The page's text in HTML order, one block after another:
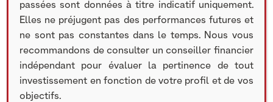
passées sont données à titre indicatif uniquement.
Elles ne préjugent pas des performances futures et
ne sont pas constantes dans le temps. Nous vous
recommandons de consulter un conseiller financier
indépendant pour évaluer la pertinence de tout
investissement en fonction de votre profil et de vos
objectifs.